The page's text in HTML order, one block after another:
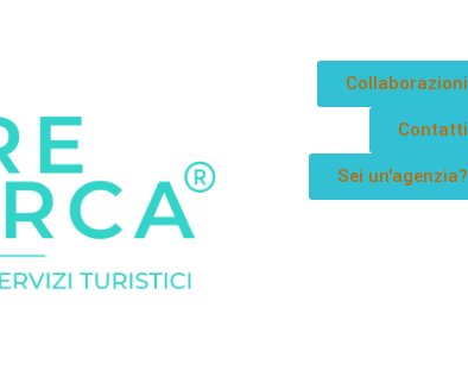
Collaborazioni
Contatti
Sei un'agenzia?